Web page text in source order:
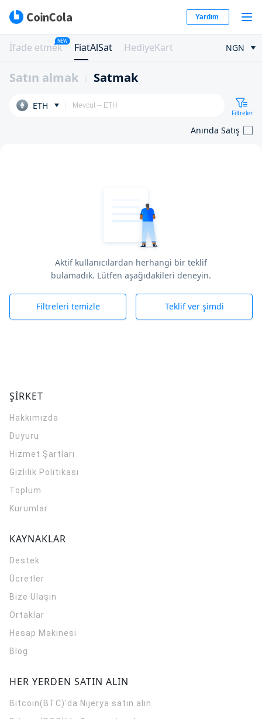
Yardım
İfade etmek
NEW
FiatAlSat HediyeKart NGN
Satın almak Satmak
ETH
Filtreler
Anında Satış
Aktif kullanıcılardan herhangi bir teklif
bulamadık. Lütfen aşağıdakileri deneyin.
Filtreleri temizle Teklif ver şimdi
ŞİRKET
Hakkımızda
Duyuru
Hizmet Şartları
Gizlilik Politikası
Toplum
Kurumlar
KAYNAKLAR
Destek
Ücretler
Bize Ulaşın
Ortaklar
Hesap Makinesi
Blog
HER YERDEN SATIN ALIN
Bitcoin(BTC)'da Nijerya satın alın